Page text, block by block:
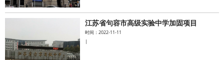
江苏省句容市高级实验中学加固项目
时间：2022-11-11
|